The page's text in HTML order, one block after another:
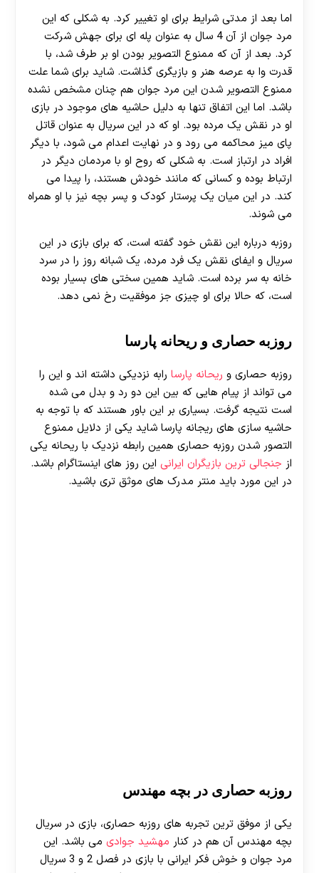
اما بعد از مدتی شرایط برای او تغییر کرد. به شکلی که این
مرد جوان از آن 4 سال به عنوان پله ای برای جهش شرکت
کرد. بعد از آن که ممنوع التصویر بودن او بر طرف شد، با
قدرت وا به عرصه هنر و بازیگری گذاشت. شاید برای شما علت
ممنوع التصویر شدن این مرد جوان هم چنان مشخص نشده
باشد. اما این اتفاق تنها به دلیل حاشیه های موجود در بازی
او در نقش یک مرده بود. او که در این سریال به عنوان قاتل
پای میز محاکمه می رود و در نهایت اعدام می شود، با دیگر
افراد در ارتباز است. به شکلی که روح او با مردمان دیگر در
ارتباط بوده و کسانی که مانند خودش هستند، را پیدا می
کند. در این میان یک پرستار کودک و پسر بچه نیز با او همراه
می شوند.
روزبه درباره این نقش خود گفته است، که برای بازی در این
سریال و ایفای نقش یک فرد مرده، یک شبانه روز را در سرد
خانه به سر برده است. شاید همین سختی های بسیار بوده
است، که حالا برای او چیزی جز موفقیت رخ نمی دهد.
روزبه حصاری و ریحانه پارسا
روزبه حصاری و ریحانه پارسا رابه نزدیکی داشته اند و این را
می تواند از پیام هایی که بین این دو رد و بدل می شده
است نتیجه گرفت. بسیاری بر این باور هستند که با توجه به
حاشیه سازی های ریجانه پارسا شاید یکی از دلایل ممنوع
التصور شدن روزبه حصاری همین رابطه نزدیک با ریحانه یکی
از جنجالی ترین بازیگران ایرانی این روز های اینستاگرام باشد.
در این مورد باید منتر مدرک های موثق تری باشید.
روزبه حصاری در بچه مهندس
یکی از موفق ترین تجربه های روزبه حصاری، بازی در سریال
بچه مهندس آن هم در کنار مهشید جوادی می باشد. این
مرد جوان و خوش فکر ایرانی با بازی در فصل 2 و 3 سریال